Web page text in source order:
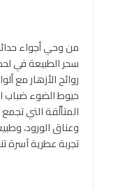
من وحي أجواء
سحر الطبيعة في
روائح الأزهار مع
المتألّقة التي
وعناق الورود،
تجربة عطرية آسرة